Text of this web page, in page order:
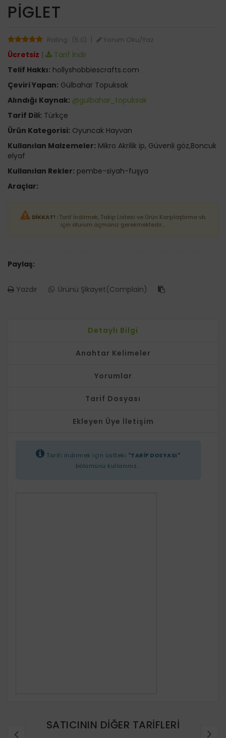
PIGLET
Rating : (5.0) Yorum Oku/Yaz
Ücretsiz |
Tarif İndir
Telif Hakkı: hollyshobbiescrafts.com
Çeviri Yapan: Gülbahar Topuksak
Alındığı Kaynak: @gulbahar_topuksak
Tarif Dili: Türkçe
Ürün Kategorisi: Oyuncak Hayvan
Kullanılan Malzemeler: Mikro Akrilik ip, Güvenli göz,Boncuk
elyaf
Kullanılan Rekler: pembe-siyah-fuşya
Araçlar:
DİKKAT! :Tarif İndirmek, Takip Listesi ve Ürün Karşılaştırma vb.
için oturum açmanız gerekmektedir....
Paylaş:
Yazdır Ürünü Şikayet(Complain)
Detaylı Bilgi
Anahtar Kelimeler
Yorumlar
Tarif Dosyası
Ekleyen Üye İletişim
Tarifi indirmek için üstteki "TARİF DOSYASI"
bölümünü kullanınız...
SATICININ DIĞER TARIFLERI